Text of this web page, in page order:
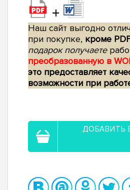
+
Наш сайт выгодно
при покупке, кроме
подарок получаете
преобразованную в
это предоставляет
возможности при
ДОБАВИТЬ